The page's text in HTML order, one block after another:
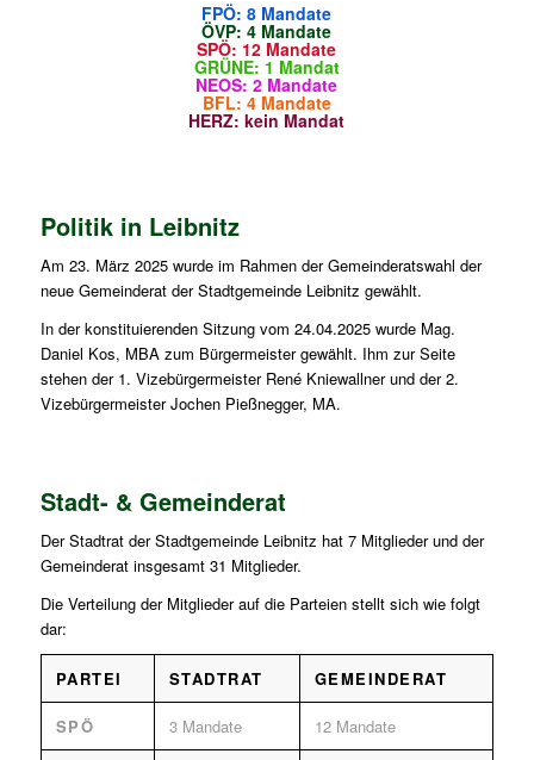
FPÖ: 8 Mandate
ÖVP: 4 Mandate
SPÖ: 12 Mandate
GRÜNE: 1 Mandat
NEOS: 2 Mandate
BFL: 4 Mandate
HERZ: kein Mandat
Politik in Leibnitz
Am 23. März 2025 wurde im Rahmen der Gemeinderatswahl der
neue Gemeinderat der Stadtgemeinde Leibnitz gewählt.
In der konstituierenden Sitzung vom 24.04.2025 wurde Mag.
Daniel Kos, MBA zum Bürgermeister gewählt. Ihm zur Seite
stehen der 1. Vizebürgermeister René Kniewallner und der 2.
Vizebürgermeister Jochen Pießnegger, MA.
Stadt- & Gemeinderat
Der Stadtrat der Stadtgemeinde Leibnitz hat 7 Mitglieder und der
Gemeinderat insgesamt 31 Mitglieder.
Die Verteilung der Mitglieder auf die Parteien stellt sich wie folgt
dar:
PARTEI STADTRAT GEMEINDERAT
SPÖ 3 Mandate 12 Mandate